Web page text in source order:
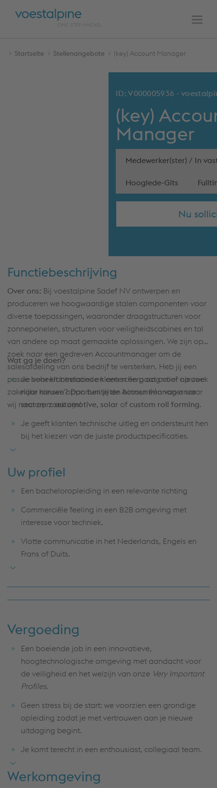
Zum
ZurHAUPTNAVIGATION
Startseite Stellenangebote (key) Account Manager
ID: V000005936 -
(key)
Manager
Medewerker(ster) / In
Hooglede-Gits
Nu
Functiebeschrijving
Over ons: Bij voestalpine Sadef NV ontwerpen en
produceren we hoogwaardige stalen componenten voor
diverse toepassingen, waaronder draagstructuren voor
zonnepanelen, structuren voor veiligheidscabines en tal
van andere op maat gemaakte oplossingen. We zijn op
zoek naar een gedreven Accountmanager om de
salesafdeling van ons bedrijf te versterken. Heb jij een
passie voor klantrelaties en een scherp oog voor nieuwe
zakelijke kansen? Dan ben jij de Accountmanager waar
wij naar op zoek zijn!
Wat ga je doen?
Je beheert bestaande klanten én gaat actief op zoek
naar nieuwe opportuniteiten binnen één van onze
sectoren:automotive, solar of custom roll forming.
Je geeft klanten technische uitleg en ondersteunt hen
bij het kiezen van de juiste productspecificaties.
ziet kansen voor toekomstige projecten.
Je geeft advies op maat en onderhandelt
is.
beurzen en seminaries om op de hoogte te blijven en
ons bedrijf te vertegenwoordigen.
Uw profiel
Een bacheloropleiding in een relevante richting
Commerciële feeling in een B2B omgeving met
interesse voor techniek.
Vlotte communicatie in het Nederlands, Engels en
Frans of Duits.
probleemoplossend vermogen.
Vergoeding
Een boeiende job in een innovatieve,
hoogtechnologische omgeving met aandacht voor
de veiligheid en het welzijn van onze Very Important
Profiles.
Geen stress bij de start: we voorzien een grondige
opleiding zodat je met vertrouwen aan je nieuwe
uitdaging begint.
Je komt terecht in een enthousiast, collegiaal team.
via onze Sadef Academy. Je ontwikkeling staat bij
Werkomgeving